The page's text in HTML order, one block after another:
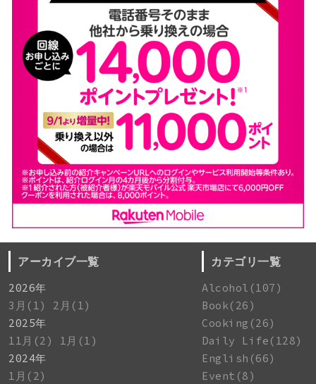
アーカイブ一覧
2026年
3月(1)
2月(1)
2025年
11月(2)
1月(1)
2024年
1月(2)
カテゴリ一覧
Alcohol(107)
Book(26)
Cooking(26)
Daily Life(128)
English(66)
Event(8)